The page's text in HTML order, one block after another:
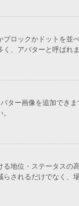
ロックかドットを
、アバターと呼ばれま
ター画像を追加でき
地位・ステータス
されるだけでなく